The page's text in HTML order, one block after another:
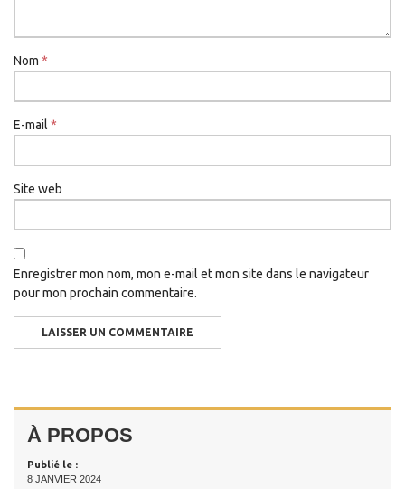
Nom *
E-mail *
Site web
Enregistrer mon nom, mon e-mail et mon site dans le navigateur
pour mon prochain commentaire.
À PROPOS
Publié le :
8 JANVIER 2024